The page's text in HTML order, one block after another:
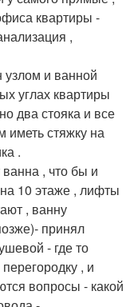
квартиры -
,
и ванной
углах квартиры
два стояка и все
иметь стяжку на
.
, что бы и
10 этаже , лифты
, ванну
принял
- где то
, и
вопросы - какой